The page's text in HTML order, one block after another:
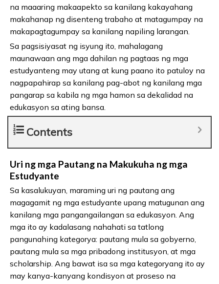
na maaaring makaapekto sa kanilang kakayahang
makahanap ng disenteng trabaho at matagumpay na
makapagtagumpay sa kanilang napiling larangan.
Sa pagsisiyasat ng isyung ito, mahalagang
maunawaan ang mga dahilan ng pagtaas ng mga
estudyanteng may utang at kung paano ito patuloy na
nagpapahirap sa kanilang pag-abot ng kanilang mga
pangarap sa kabila ng mga hamon sa dekalidad na
edukasyon sa ating bansa.
Contents
Uri ng mga Pautang na Makukuha ng mga
Estudyante
Sa kasalukuyan, maraming uri ng pautang ang
magagamit ng mga estudyante upang matugunan ang
kanilang mga pangangailangan sa edukasyon. Ang
mga ito ay kadalasang nahahati sa tatlong
pangunahing kategorya: pautang mula sa gobyerno,
pautang mula sa mga pribadong institusyon, at mga
scholarship. Ang bawat isa sa mga kategoryang ito ay
may kanya-kanyang kondisyon at proseso na